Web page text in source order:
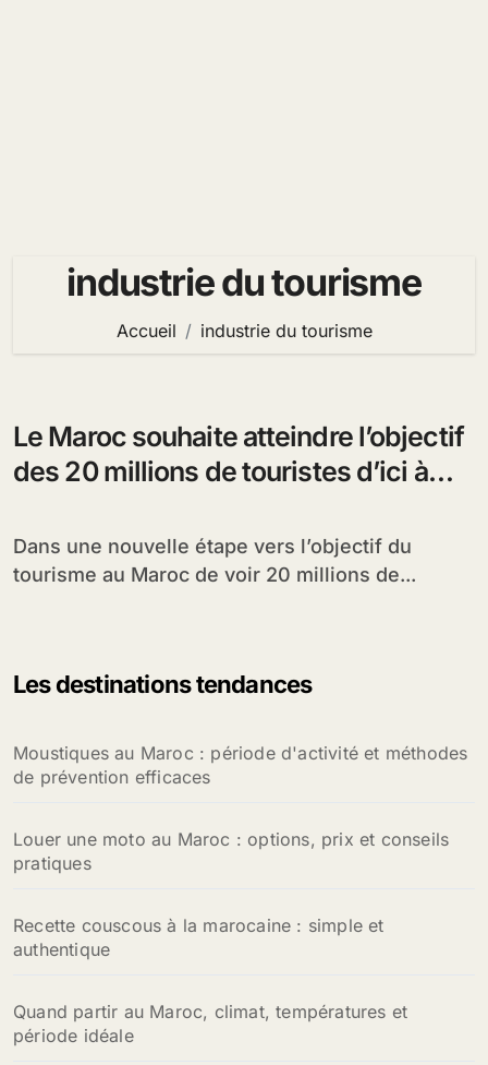
industrie du tourisme
Accueil industrie du tourisme
Le Maroc souhaite atteindre l’objectif
des 20 millions de touristes d’ici à
Dans une nouvelle étape vers l’objectif du
tourisme au Maroc de voir 20 millions de...
Les destinations tendances
Moustiques au Maroc : période d'activité et méthodes
de prévention efficaces
Louer une moto au Maroc : options, prix et conseils
pratiques
Recette couscous à la marocaine : simple et
authentique
Quand partir au Maroc, climat, températures et
période idéale